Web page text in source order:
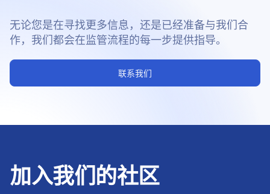
无论您是在寻找更多信息，还是已经准备与我们合
作，我们都会在监管流程的每一步提供指导。
联系我们
加入我们的社区